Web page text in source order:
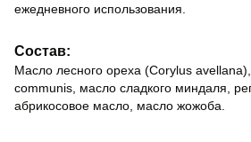
ежедневного использования.
Состав:
Масло лесного ореха (Corylus
communis, масло сладкого миндаля,
абрикосовое масло, масло жожоба.